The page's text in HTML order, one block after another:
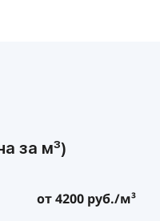
за м³)
от 4200 руб./м³